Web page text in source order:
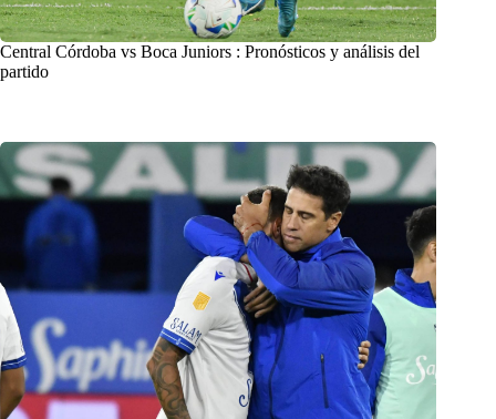
Central Córdoba vs Boca Juniors : Pronósticos y análisis del
partido